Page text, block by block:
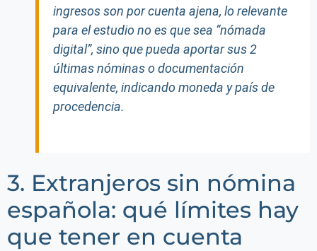
ingresos son por cuenta ajena, lo relevante
para el estudio no es que sea “nómada
digital”, sino que pueda aportar sus 2
últimas nóminas o documentación
equivalente, indicando moneda y país de
procedencia.
3. Extranjeros sin nómina
española: qué límites hay
que tener en cuenta